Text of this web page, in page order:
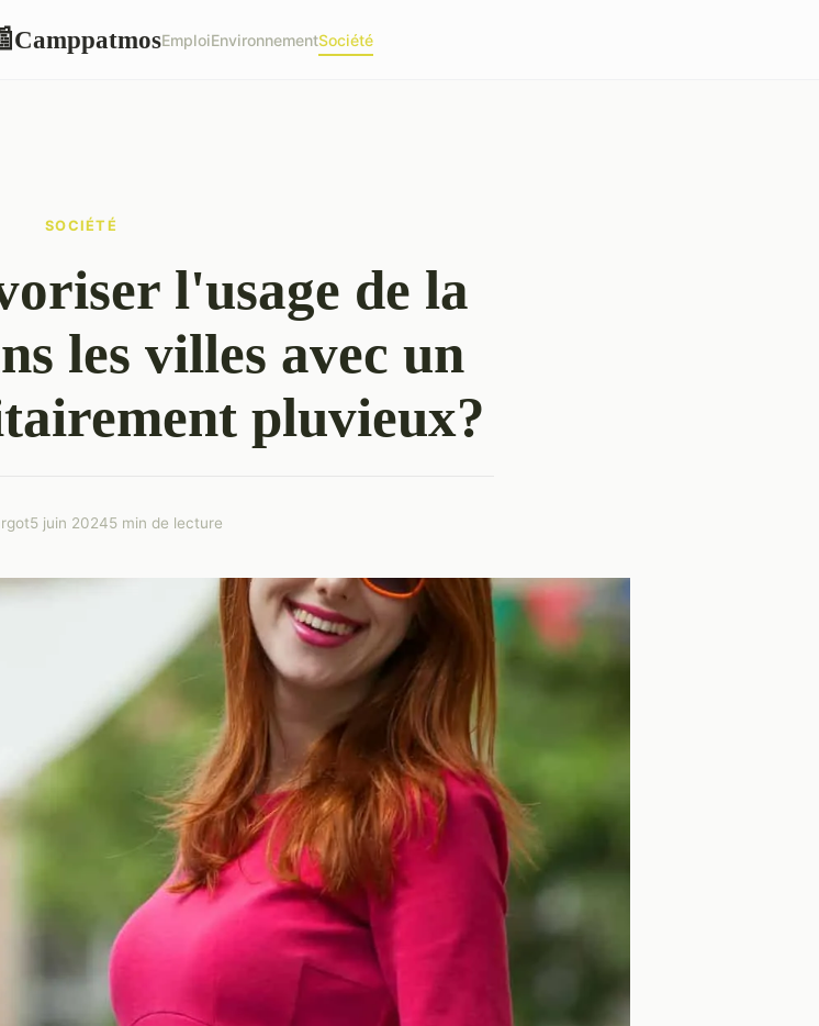
CamppatmosEmploiEnvironnementSociété
SOCIÉTÉ
l'usage de la
les villes avec un
pluvieux?
5 juin 20245 min de lecture